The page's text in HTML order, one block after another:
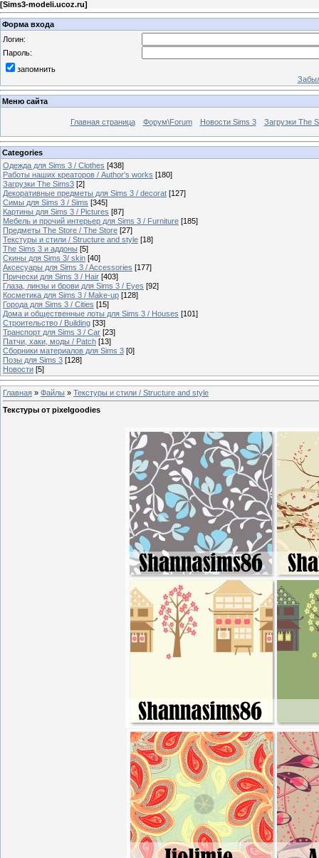
[Sims3-modeli.ucoz.ru]
Форма входа
Логин:
Пароль:
запомнить
Меню сайта
Главная страница Форум\Forum Новости Sims 3 Загрузки The
Categories
Одежда для Sims 3 / Clothes [438]
Работы наших креаторов / Author's works [180]
Загрузки The Sims3 [2]
Декоративные предметы для Sims 3 / decorat [127]
Симы для Sims 3 / Sims [345]
Картины для Sims 3 / Pictures [87]
Мебель и прочий интерьер для Sims 3 / Furniture [185]
Предметы The Store / The Store [27]
Текстуры и стили / Structure and style [18]
The Sims 3 и аддоны [5]
Скины для Sims 3/ skin [40]
Аксесуары для Sims 3 / Accessories [177]
Прически для Sims 3 / Hair [403]
Глаза, линзы и брови для Sims 3 / Eyes [92]
Косметика для Sims 3 / Make-up [128]
Города для Sims 3 / Cities [15]
Дома и общественные лоты для Sims 3 / Houses [101]
Строительство / Building [33]
Транспорт для Sims 3 / Сar [23]
Патчи, хаки, моды / Patch [13]
Сборники материалов для Sims 3 [0]
Позы для Sims 3 [128]
Новости [5]
Главная » Файлы » Текстуры и стили / Structure and style
Текстуры от pixelgoodies